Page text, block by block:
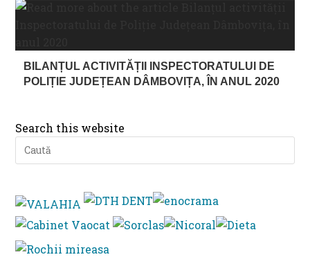
BILANȚUL ACTIVITĂȚII INSPECTORATULUI DE
POLIȚIE JUDEȚEAN DÂMBOVIȚA, ÎN ANUL 2020
Search this website